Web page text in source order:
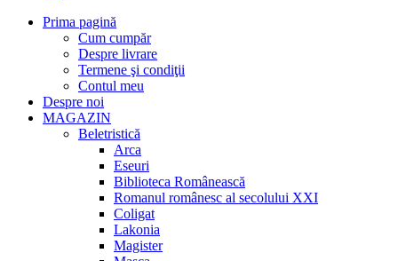
Prima pagină
Cum cumpăr
Despre livrare
Termene şi condiţii
Contul meu
Despre noi
MAGAZIN
Beletristică
Arca
Eseuri
Biblioteca Românească
Romanul românesc al secolului XXI
Coligat
Lakonia
Magister